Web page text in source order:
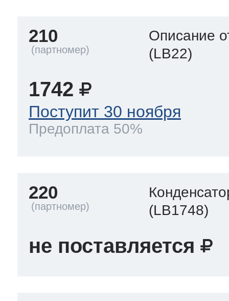
210
Описание
(LB22)
1742
Поступит 30 ноября
Предоплата 50%
220
(LB1748)
не поставляется